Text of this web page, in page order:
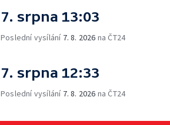
7. srpna 13:03
Poslední vysílání 7. 8. 2026 na ČT24
7. srpna 12:33
Poslední vysílání 7. 8. 2026 na ČT24